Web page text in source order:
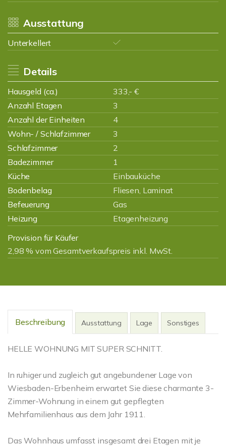
Ausstattung
Unterkellert
Details
Hausgeld (ca.)
333,- €
Anzahl Etagen
3
Anzahl der Einheiten
4
Wohn- / Schlafzimmer
3
Schlafzimmer
2
Badezimmer
1
Küche
Einbauküche
Bodenbelag
Fliesen, Laminat
Befeuerung
Gas
Heizung
Etagenheizung
Provision für Käufer
2,98 % vom Gesamtverkaufspreis inkl. MwSt.
Beschreibung Ausstattung Lage Sonstiges
HELLE WOHNUNG MIT SUPER SCHNITT.
In ruhiger und zugleich gut angebundener Lage von
Wiesbaden-Erbenheim erwartet Sie diese charmante 3-
Zimmer-Wohnung in einem gut gepflegten
Mehrfamilienhaus aus dem Jahr 1911.
Das Wohnhaus umfasst insgesamt drei Etagen mit je